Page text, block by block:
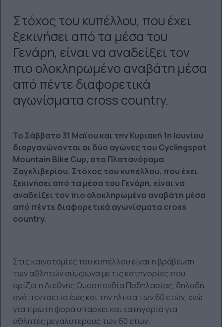
Στόχος του κυπέλλου, που έχει
ξεκινήσει από τα μέσα του
Γενάρη, είναι να αναδείξει τον
πιο ολοκληρωμένο αναβάτη μέσα
από πέντε διαφορετικά
αγωνίσματα cross country.
Το Σάββατο 31 Μαϊου και την Κυριακή 1η Ιουνίου
διοργανώνονται οι δύο αγώνες του Cyclingspot
Mountain Bike Cup, στο Πλατανόραμα
Ζαγκλιβερίου. Στόχος του κυπέλλου, που έχει
ξεκινήσει από τα μέσα του Γενάρη, είναι να
αναδείξει τον πιο ολοκληρωμένο αναβάτη μέσα
από πέντε διαφορετικά αγωνίσματα cross
country.
Στις καινοτομίες του κυπέλλου είναι η βράβευση
των αθλητών σύμφωνα με τις κατηγορίες που
ορίζει η Διεθνής Ομοσπονδία Ποδηλασίας, δηλαδή
ανά πενταετία έως και την ηλικία των 60 ετών, ενώ
για πρώτη φορά υπάρχει και κατηγορία για
αθλητές μεγαλύτερους των 60 ετών.